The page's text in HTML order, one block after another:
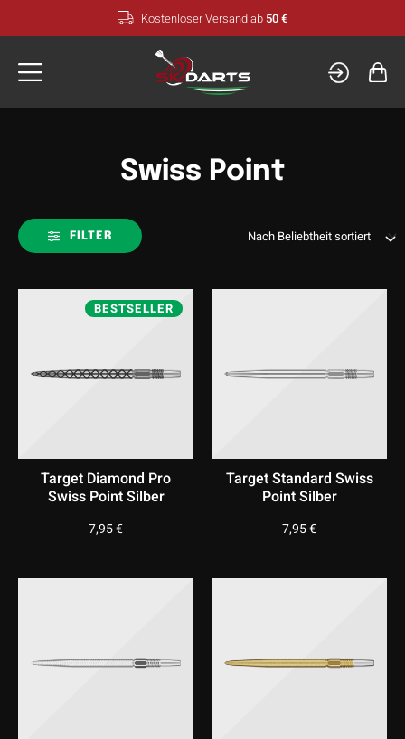
Inhalt
Kostenloser Versand ab 50 €
Swiss Point
FILTER
BESTSELLER
Target Diamond Pro
Swiss Point Silber
7,95€
Target Standard Swiss
Point Silber
7,95€